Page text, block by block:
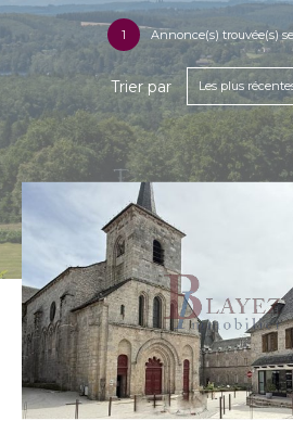
1 Annonce(s) trouvée(s)
Trier par Les plus